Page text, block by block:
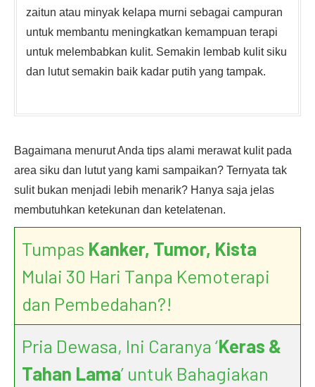
zaitun atau minyak kelapa murni sebagai campuran
untuk membantu meningkatkan kemampuan terapi
untuk melembabkan kulit. Semakin lembab kulit siku
dan lutut semakin baik kadar putih yang tampak.
Bagaimana menurut Anda tips alami merawat kulit pada
area siku dan lutut yang kami sampaikan? Ternyata tak
sulit bukan menjadi lebih menarik? Hanya saja jelas
membutuhkan ketekunan dan ketelatenan.
Tumpas Kanker, Tumor, Kista
Mulai 30 Hari Tanpa Kemoterapi
dan Pembedahan?!
Pria Dewasa, Ini Caranya ‘Keras &
Tahan Lama’ untuk Bahagiakan